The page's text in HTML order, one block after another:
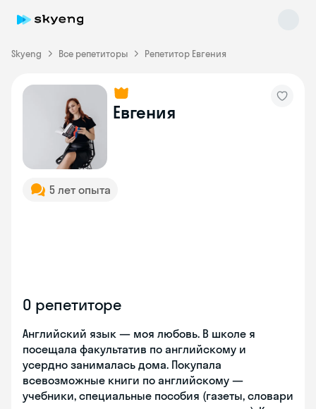
Skyeng Все репетиторы Репетитор Евгения
Евгения
5 лет опыта
О репетиторе
Английский язык — моя любовь. В школе я
посещала факультатив по английскому и
усердно занималась дома. Покупала
всевозможные книги по английскому —
учебники, специальные пособия (газеты, словари
Skyeng Chat
online